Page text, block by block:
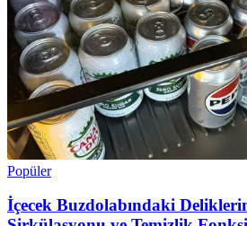
Popüler
İçecek Buzdolabındaki